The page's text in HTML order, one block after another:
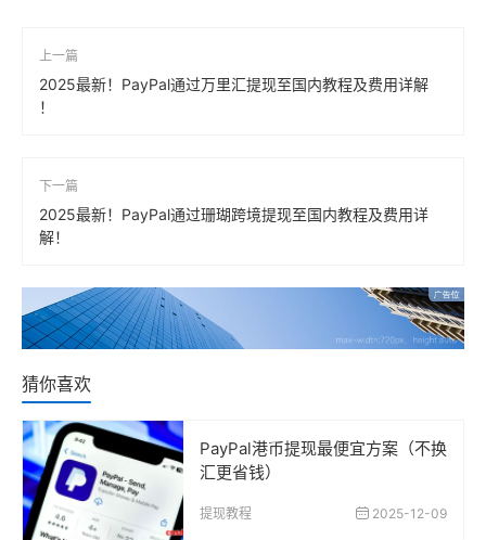
上一篇
2025最新！PayPal通过万里汇提现至国内教程及费用详解
！
下一篇
2025最新！PayPal通过珊瑚跨境提现至国内教程及费用详
解！
猜你喜欢
PayPal港币提现最便宜方案（不换
汇更省钱）
提现教程 2025-12-09